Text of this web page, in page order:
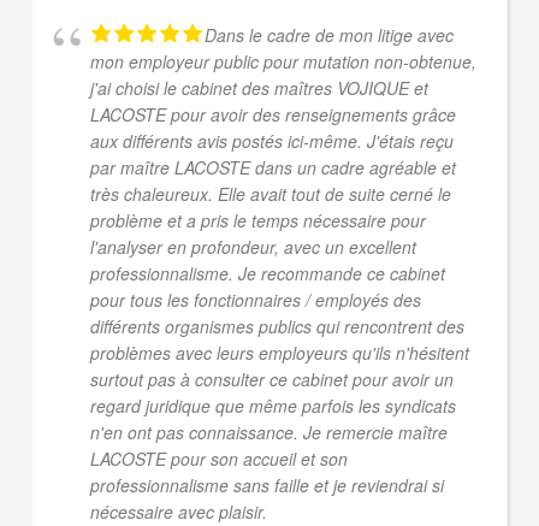
Dans le cadre de mon litige avec
mon employeur public pour mutation non-obtenue,
j'ai choisi le cabinet des maîtres VOJIQUE et
LACOSTE pour avoir des renseignements grâce
aux différents avis postés ici-même. J'étais reçu
par maître LACOSTE dans un cadre agréable et
très chaleureux. Elle avait tout de suite cerné le
problème et a pris le temps nécessaire pour
l'analyser en profondeur, avec un excellent
professionnalisme. Je recommande ce cabinet
pour tous les fonctionnaires / employés des
différents organismes publics qui rencontrent des
problèmes avec leurs employeurs qu'ils n'hésitent
surtout pas à consulter ce cabinet pour avoir un
regard juridique que même parfois les syndicats
n'en ont pas connaissance. Je remercie maître
LACOSTE pour son accueil et son
professionnalisme sans faille et je reviendrai si
nécessaire avec plaisir.